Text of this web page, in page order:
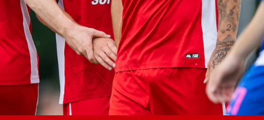
Jong AZ
Seizoenkaart